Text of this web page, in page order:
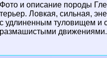
Фото и описание породы
терьер. Ловкая, сильная,
с удлиненным туловищем и
размашистыми